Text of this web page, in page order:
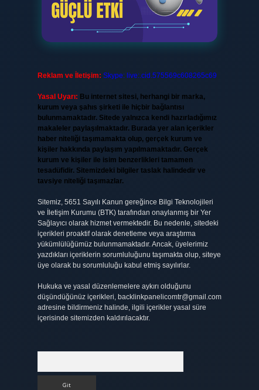
Reklam ve İletişim: Skype: live:.cid.575569c608265c69
Yasal Uyarı: Bu internet sitesi, herhangi bir marka,
kurum veya şahıs şirketi ile hiçbir bağlantısı
bulunmamaktadır. Sitede yalnızca kendi hazırladığımız
makaleler paylaşılmaktadır. Burada yer alan içerikler
haber niteliği taşımamakta olup, gerçek kurum ve
kişiler hakkında paylaşım yapılmamaktadır. Gerçek
kurum ve kişiler ile isim benzerlikleri tamamen
tesadüfidir. Sitemizdeki bilgiler taslak halindedir ve
tavsiye niteliği taşımazlar.
Sitemiz, 5651 Sayılı Kanun gereğince Bilgi Teknolojileri
ve İletişim Kurumu (BTK) tarafından onaylanmış bir Yer
Sağlayıcı olarak hizmet vermektedir. Bu nedenle, sitedeki
içerikleri proaktif olarak denetleme veya araştırma
yükümlülüğümüz bulunmamaktadır. Ancak, üyelerimiz
yazdıkları içeriklerin sorumluluğunu taşımakta olup, siteye
üye olarak bu sorumluluğu kabul etmiş sayılırlar.
Hukuka ve yasal düzenlemelere aykırı olduğunu
düşündüğünüz içerikleri, backlinkpanelicomtr@gmail.com
adresine bildirmeniz halinde, ilgili içerikler yasal süre
içerisinde sitemizden kaldırılacaktır.